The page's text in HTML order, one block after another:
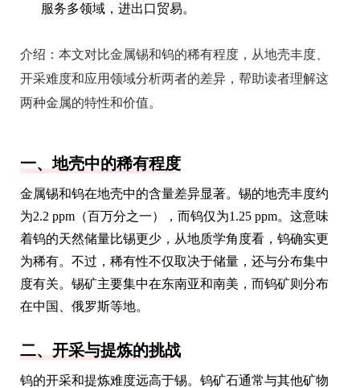
服务多领域，进出口贸易。
介绍： 本文对比金属锡和钨的稀有程度，从地壳丰度、
开采难度和应用领域分析两者的差异，帮助读者理解这
两种金属的特性和价值。
一、地壳中的稀有程度
金属锡和钨在地壳中的含量差异显著。锡的地壳丰度约
为2.2 ppm（百万分之一），而钨仅为1.25 ppm。这意味
着钨的天然储量比锡更少，从地质学角度看，钨确实更
为稀有。不过，稀有性不仅取决于储量，还与分布集中
度有关。锡矿主要集中在东南亚和南美，而钨矿则分布
在中国、俄罗斯等地。
二、开采与提炼的挑战
钨的开采和提炼难度远高于锡。钨矿石通常与其他矿物